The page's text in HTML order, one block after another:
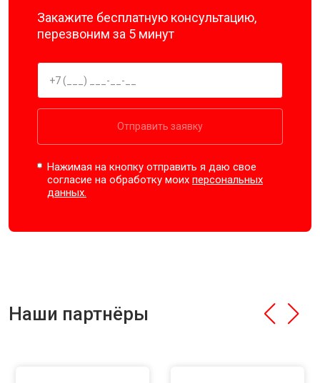
Закажите бесплатную консультацию,
перезвоним за 5 минут
Отправить заявку
Нажимая на кнопку отправить я даю свое
согласие на обработку моихперсональных
данных.
Наши партнёры